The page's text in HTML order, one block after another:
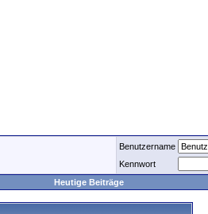
Benutzername
Kennwort
Heutige Beiträge